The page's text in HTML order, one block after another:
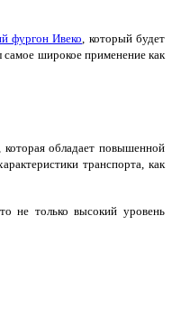
фургон Ивеко, который будет
широкое применение как
обладает повышенной
транспорта, как
не только высокий уровень